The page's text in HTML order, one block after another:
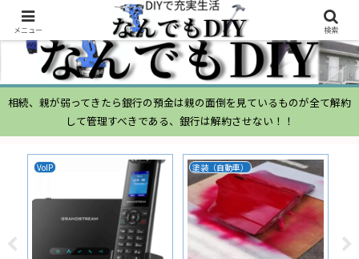
相続、親が弱ってきたら銀行の預金は親の面倒を見ているものが全て解約
して管理すべきである、銀行は解約させない！！
VoIP 塗装（自動車）
ム
メニュー 検索